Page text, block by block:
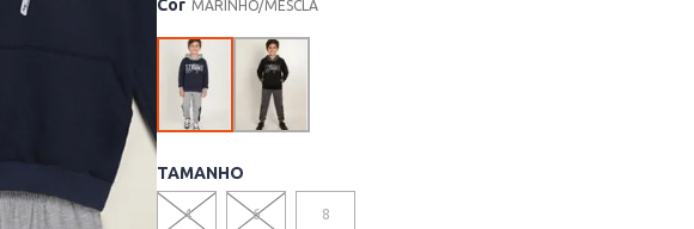
Cor MARINHO/MESCLA
TAMANHO
4 6 8